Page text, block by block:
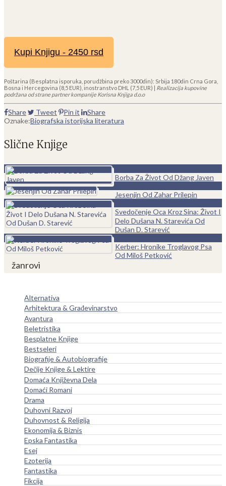
Kupi Knjigu - 2450 rsd
Poštarina (Besplatna isporuka, porudžbina preko 3000din): Srbija 180din Crna Gora,
Bosna i Hercegovina (8,5 EUR), inostranstvo DHL (7,5 EUR) | Realizacija kupovine
podržana od strane partner kompanije Korisna Knjiga d.o.o
Share Tweet Pin it
Share
Oznake:Biografska istorijska literatura
Slične Knjige
Borba Za Život Od Džang Javen
Jesenjin Od Zahar Prilepin
Svedočenje Oca Kroz Sina: Život I
Delo Dušana N. Starevića Od
Dušan D. Starević
Kerber: Hronike Troglavog Psa
Od Miloš Petković
žanrovi
Alternativa
Arhitektura & Građevinarstvo
Avantura
Beletristika
Besplatne Knjige
Bestseleri
Biografije & Autobiografije
Dečije Knjige & Lektire
Domaća Književna Dela
Domaći Romani
Drama
Duhovni Razvoj
Duhovnost & Religija
Ekonomija & Biznis
Epska Fantastika
Esej
Ezoterija
Fantastika
Fikcija